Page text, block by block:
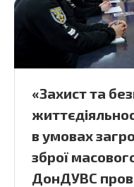
«Захист та
в умовах
зброї
ДонДУВС